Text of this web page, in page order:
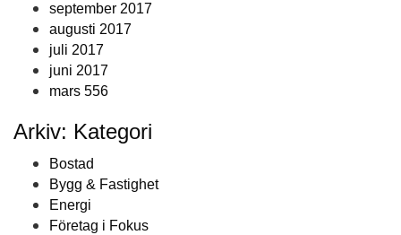
september 2017
augusti 2017
juli 2017
juni 2017
mars 556
Arkiv: Kategori
Bostad
Bygg & Fastighet
Energi
Företag i Fokus